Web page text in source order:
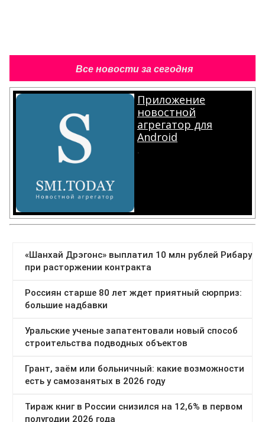
Все новости за сегодня
Приложение
новостной
агрегатор для
Android
.